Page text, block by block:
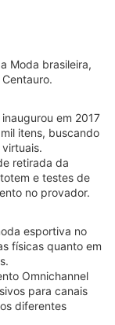
Moda brasileira,
em 2017
itens, buscando
retirada da
e testes de
no provador.
esportiva no
físicas quanto em
Omnichannel
para canais
diferentes